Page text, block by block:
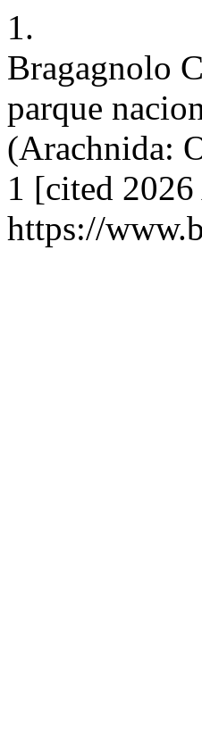
1.
Bragagnolo
parque
(Arachnida:
1 [cited
https://